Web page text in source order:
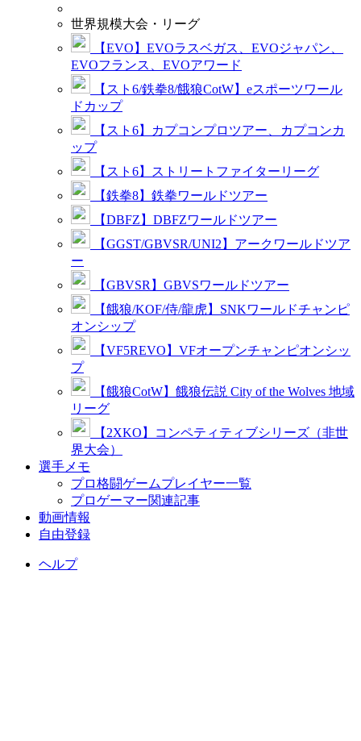
世界規模大会・リーグ
【EVO】EVOラスベガス、EVOジャパン、
EVOフランス、EVOアワード
【スト6/鉄拳8/餓狼CotW】eスポーツワール
ドカップ
【スト6】カプコンプロツアー、カプコンカ
ップ
【スト6】ストリートファイターリーグ
【鉄拳8】鉄拳ワールドツアー
【DBFZ】DBFZワールドツアー
【GGST/GBVSR/UNI2】アークワールドツア
ー
【GBVSR】GBVSワールドツアー
【餓狼/KOF/侍/龍虎】SNKワールドチャンピ
オンシップ
【VF5REVO】VFオープンチャンピオンシッ
プ
【餓狼CotW】餓狼伝説 City of the Wolves 地域
リーグ
【2XKO】コンペティティブシリーズ（非世
界大会）
選手メモ
プロ格闘ゲームプレイヤー一覧
プロゲーマー関連記事
動画情報
自由登録
ヘルプ